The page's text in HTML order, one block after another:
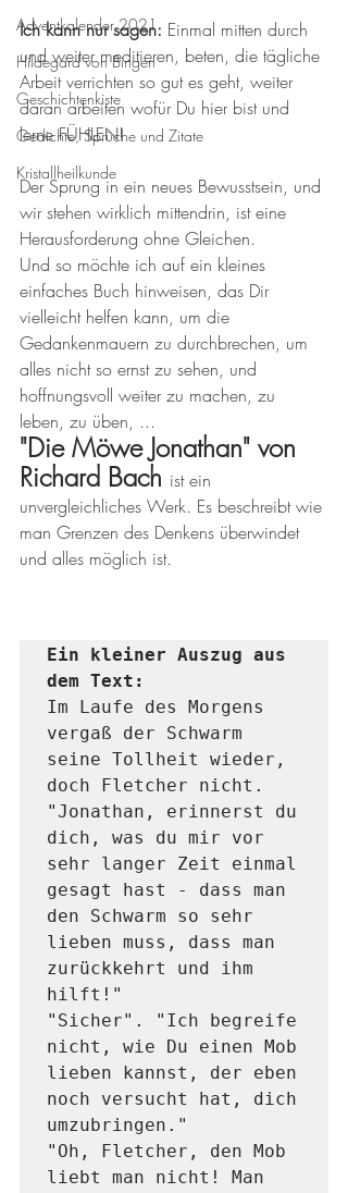
Adventkalender 2021
Hildegard von Bingen
Geschichtenkiste
Gedichte, Sprüche und Zitate
Kristallheilkunde
Ich kann nur sagen: Einmal mitten durch
und weiter meditieren, beten, die tägliche
Arbeit verrichten so gut es geht, weiter
daran arbeiten wofür Du hier bist und
lerne FÜHLEN!
Der Sprung in ein neues Bewusstsein, und
wir stehen wirklich mittendrin, ist eine
Herausforderung ohne Gleichen.
Und so möchte ich auf ein kleines
einfaches Buch hinweisen, das Dir
vielleicht helfen kann, um die
Gedankenmauern zu durchbrechen, um
alles nicht so ernst zu sehen, und
hoffnungsvoll weiter zu machen, zu
leben, zu üben, ...
"Die Möwe Jonathan" von
Richard Bach ist ein
unvergleichliches Werk. Es beschreibt wie
man Grenzen des Denkens überwindet
und alles möglich ist.
Ein kleiner Auszug aus
dem Text:
Im Laufe des Morgens
vergaß der Schwarm
seine Tollheit wieder,
doch Fletcher nicht.
"Jonathan, erinnerst du
dich, was du mir vor
sehr langer Zeit einmal
gesagt hast - dass man
den Schwarm so sehr
lieben muss, dass man
zurückkehrt und ihm
hilft!"
"Sicher". "Ich begreife
nicht, wie Du einen Mob
lieben kannst, der eben
noch versucht hat, dich
umzubringen."
"Oh, Fletcher, den Mob
liebt man nicht! Man